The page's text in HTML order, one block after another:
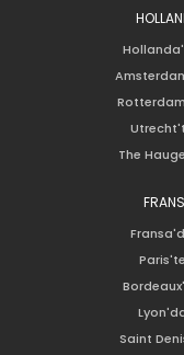
The
Saint